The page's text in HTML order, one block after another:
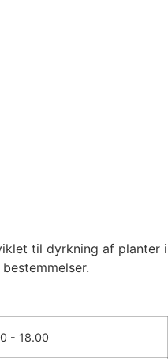
til dyrkning af planter i
- 18.00